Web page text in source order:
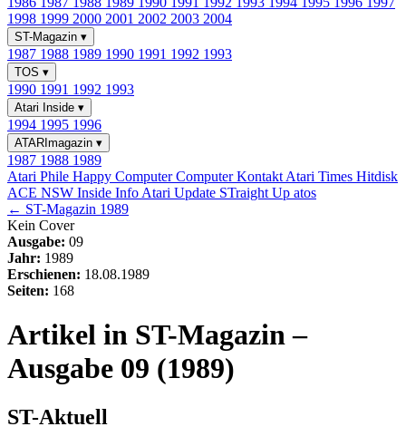
1998 1999 2000 2001 2002 2003 2004
ST-Magazin ▾
1987 1988 1989 1990 1991 1992 1993
TOS ▾
1990 1991 1992 1993
Atari Inside ▾
1994 1995 1996
ATARImagazin ▾
1987 1988 1989
Atari Phile Happy ComputerComputer Kontakt Atari Times Hitdisk
ACE NSW Inside Info Atari Update STraight Up atos
← ST-Magazin 1989
Kein Cover
Ausgabe: 09
Jahr: 1989
Erschienen: 18.08.1989
Seiten: 168
Artikel in ST-Magazin –
Ausgabe 09 (1989)
ST-Aktuell